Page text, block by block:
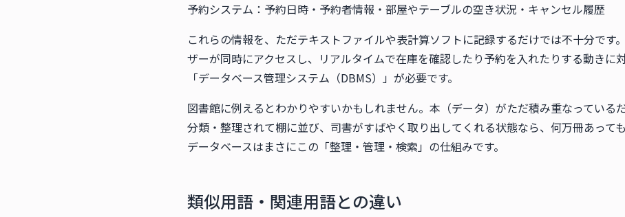
予約システム：予約日時・予約者情報・部屋やテーブルの空き状況・キャンセル履歴
これらの情報を、ただテキストファイルや表計算ソフトに記録するだけでは不十分です
ザーが同時にアクセスし、リアルタイムで在庫を確認したり予約を入れたりする動きに
「データベース管理システム（DBMS）」が必要です。
図書館に例えるとわかりやすいかもしれません。本（データ）がただ積み重なっている
分類・整理されて棚に並び、司書がすばやく取り出してくれる状態なら、何万冊あって
データベースはまさにこの「整理・管理・検索」の仕組みです。
類似用語・関連用語との違い